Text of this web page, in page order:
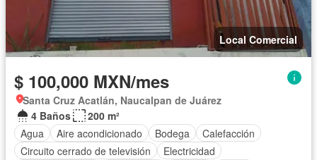
Local Comercial
$ 100,000 MXN/mes
Santa Cruz Acatlán, Naucalpan de Juárez
4 Baños
200 m²
Agua
Aire acondicionado Bodega
Calefacción
Circuito cerrado de televisión
Electricidad